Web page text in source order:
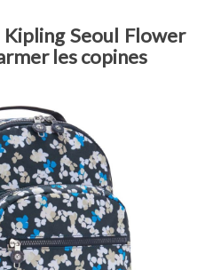
Kipling Seoul Flower
les copines